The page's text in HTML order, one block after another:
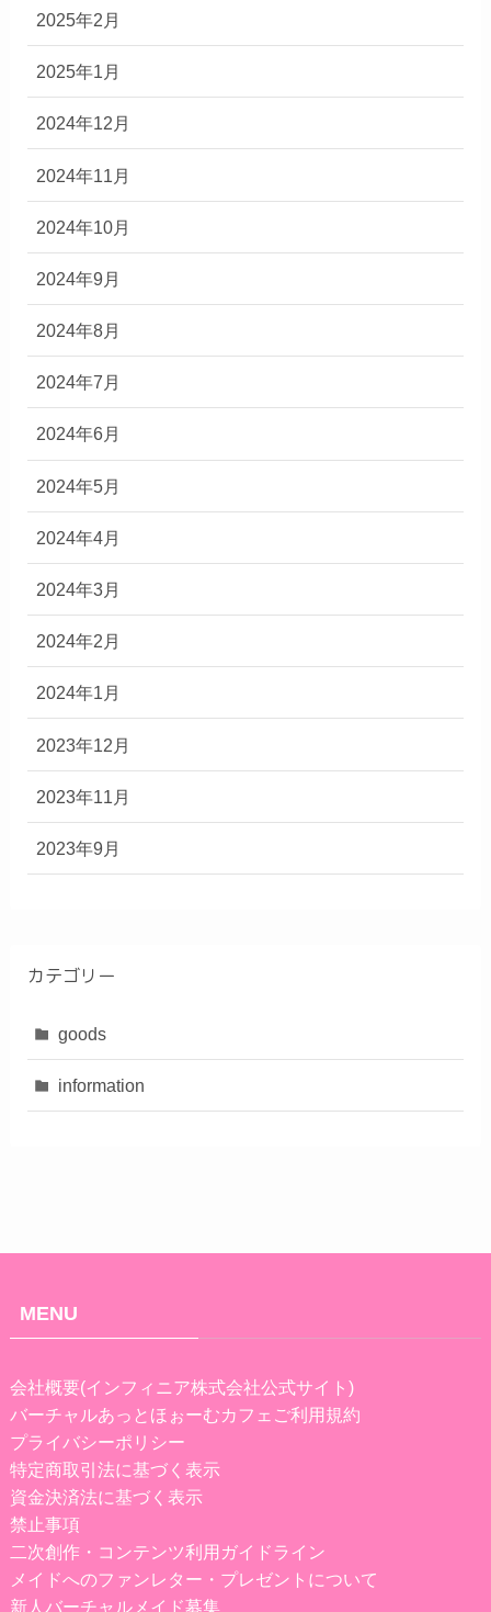
2025年2月
2025年1月
2024年12月
2024年11月
2024年10月
2024年9月
2024年8月
2024年7月
2024年6月
2024年5月
2024年4月
2024年3月
2024年2月
2024年1月
2023年12月
2023年11月
2023年9月
カテゴリー
goods
information
MENU
会社概要(インフィニア株式会社公式サイト)
バーチャルあっとほぉーむカフェご利用規約
プライバシーポリシー
特定商取引法に基づく表示
資金決済法に基づく表示
禁止事項
二次創作・コンテンツ利用ガイドライン
メイドへのファンレター・プレゼントについて
新人バーチャルメイド募集